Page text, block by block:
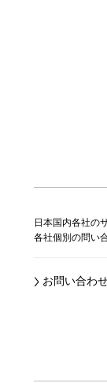
日本国内各社の
各社個別の問い
お問い合わ